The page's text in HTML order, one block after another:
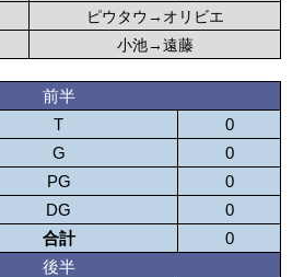
ピウタウ→オリビエ
小池→遠藤
前半
T
0
G
0
PG
0
DG
0
合計
0
後半